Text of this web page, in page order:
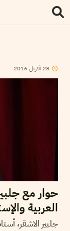
28 أفريل2016
حوار مع
العربية
جلبير الاشقر،